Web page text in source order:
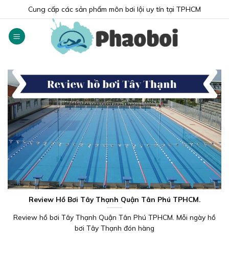
to
content
Cung cấp các sản phẩm môn bơi lội uy tín tại TPHCM
Review Hồ Bơi Tây Thạnh Quận Tân Phú TPHCM.
Review hồ bơi Tây Thạnh Quận Tân Phú TPHCM. Mỗi ngày hồ
bơi Tây Thạnh đón hàng